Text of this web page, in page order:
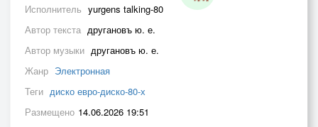
Исполнитель yurgens talking-80
Автор текста другановъ ю. е.
Автор музыки другановъ ю. е.
Жанр Электронная
Теги диско евро-диско-80-х
Размещено 14.06.2026 19:51